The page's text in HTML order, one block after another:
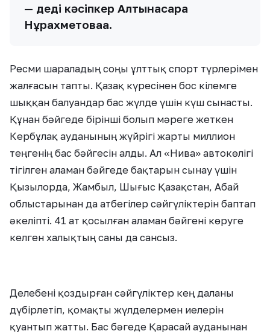
— деді кәсіпкер Алтынасара
Нұрахметоваға.
Ресми шараладың соңы ұлттық спорт түрлерімен
жалғасын тапты. Қазақ күресінен бос кілемге
шыққан балуандар бас жүлде үшін күш сынасты.
Құнан бәйгеде бірінші болып мәреге жеткен
Кербұлақ ауданының жүйрігі жарты миллион
теңгенің бас бәйгесін алды. Ал «Нива» автокөлігі
тігілген аламан бәйгеде бақтарын сынау үшін
Қызылорда, Жамбыл, Шығыс Қазақстан, Абай
облыстарынан да атбегілер сәйгүліктерін баптап
әкеліпті. 41 ат қосылған аламан бәйгені көруге
келген халықтың саны да сансыз.
Делебені қоздырған сәйгүліктер кең даланы
дүбірлетіп, қомақты жүлделермен иелерін
қуантып жатты. Бас бәгеде Қарасай ауданынан